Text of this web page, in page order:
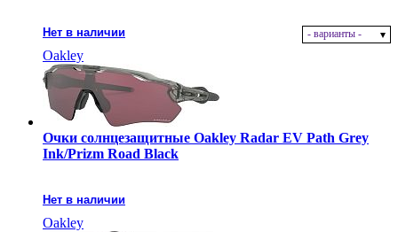
Нет в наличии - варианты -
Oakley
Очки солнцезащитные Oakley Radar EV Path Grey
Ink/Prizm Road Black
Нет в наличии
Oakley